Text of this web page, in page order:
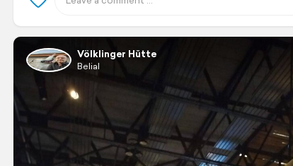
Völklinger Hütte
Belial